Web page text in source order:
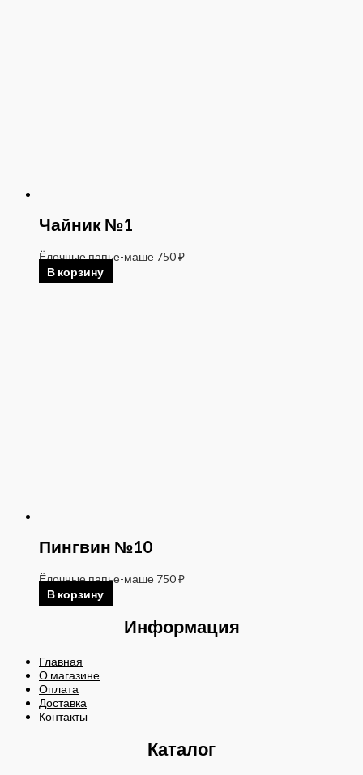
Чайник №1
Ёлочные папье-маше 750₽
В корзину
Пингвин №10
Ёлочные папье-маше 750₽
В корзину
Информация
Главная
О магазине
Оплата
Доставка
Контакты
Каталог